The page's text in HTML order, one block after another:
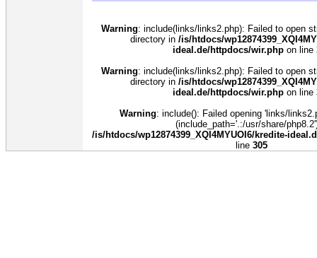
Warning: include(links/links2.php): Failed to open
directory in /is/htdocs/
ideal.de/httpdocs/wir.phpon line
Warning: include(links/links2.php): Failed to open
directory in /is/htdocs/
ideal.de/httpdocs/wir.phpon line
Warning: include(): Failed opening 'links/
(include_path='.:/usr/share/
/is/htdocs/wp12874399_XQI4MYUOI6/kredite-
line 305